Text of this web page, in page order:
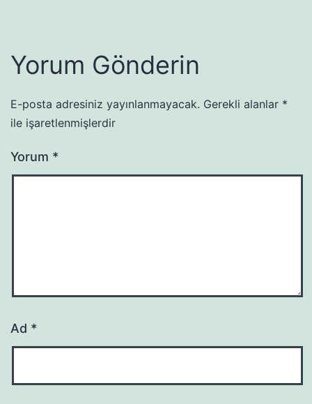
Yorum Gönderin
E-posta adresiniz yayınlanmayacak. Gerekli alanlar *
ile işaretlenmişlerdir
Yorum *
Ad *